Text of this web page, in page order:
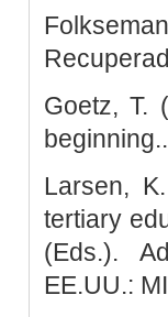
Goetz, T.
Larsen,
tertiary
(Eds.).
EE.UU.: